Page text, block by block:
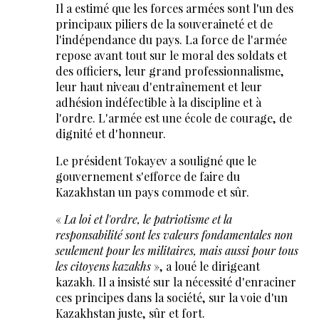
Il a estimé que les forces armées sont l'un des
principaux piliers de la souveraineté et de
l'indépendance du pays. La force de l'armée
repose avant tout sur le moral des soldats et
des officiers, leur grand professionnalisme,
leur haut niveau d'entraînement et leur
adhésion indéfectible à la discipline et à
l'ordre. L'armée est une école de courage, de
dignité et d'honneur.
Le président Tokayev a souligné que le
gouvernement s'efforce de faire du
Kazakhstan un pays commode et sûr.
«La loi et l'ordre, le patriotisme et la
responsabilité sont les valeurs fondamentales non
seulement pour les militaires, mais aussi pour tous
les citoyens kazakhs», a loué le dirigeant
kazakh. Il a insisté sur la nécessité d'enraciner
ces principes dans la société, sur la voie d'un
Kazakhstan juste, sûr et fort.